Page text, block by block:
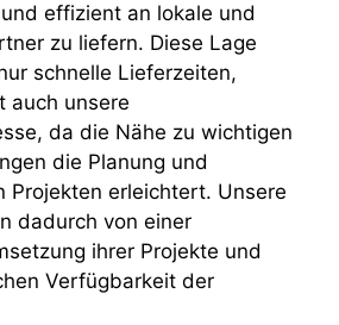
effizient an lokale und
zu liefern. Diese Lage
schnelle Lieferzeiten,
auch unsere
da die Nähe zu wichtigen
die Planung und
Projekten erleichtert. Unsere
dadurch von einer
ihrer Projekte und
Verfügbarkeit der